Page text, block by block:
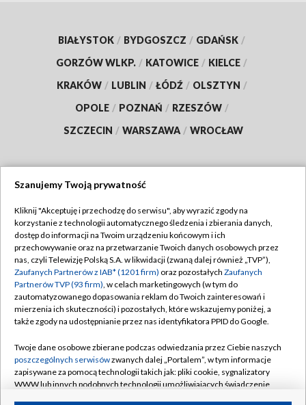
BIAŁYSTOK / BYDGOSZCZ / GDAŃSK /
GORZÓW WLKP. / KATOWICE / KIELCE /
KRAKÓW / LUBLIN / ŁÓDŹ / OLSZTYN /
OPOLE / POZNAŃ / RZESZÓW /
SZCZECIN / WARSZAWA / WROCŁAW
TVP
Abonament TVP
Emisja w TVP
Centrum informacji TVP
Naziemna Telewizja Cyfrowa
Rada Programowa
System NOS
Informacje o nadawcy
Regulamin TVP
Polityka prywatności
Moje zgody
Pomoc
Kontakt
Szanujemy Twoją prywatność
Kliknij "Akceptuję i przechodzę do serwisu", aby wyrazić zgody na
korzystanie z technologii automatycznego śledzenia i zbierania danych,
dostęp do informacji na Twoim urządzeniu końcowym i ich
przechowywanie oraz na przetwarzanie Twoich danych osobowych przez
nas, czyli Telewizję Polską S.A. w likwidacji (zwaną dalej również „TVP”),
Zaufanych Partnerów z IAB* (1201 firm) oraz pozostałych Zaufanych
Partnerów TVP (93 firm), w celach marketingowych (w tym do
zautomatyzowanego dopasowania reklam do Twoich zainteresowań i
mierzenia ich skuteczności) i pozostałych, które wskazujemy poniżej, a
także zgody na udostępnianie przez nas identyfikatora PPID do Google.
Twoje dane osobowe zbierane podczas odwiedzania przez Ciebie naszych
poszczególnych serwisówzwanych dalej „Portalem”, w tym informacje
zapisywane za pomocą technologii takich jak: pliki cookie, sygnalizatory
WWW lub innych podobnych technologii umożliwiających świadczenie